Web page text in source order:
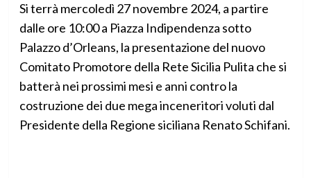
Si terrà mercoledì 27 novembre 2024, a partire
dalle ore 10:00 a Piazza Indipendenza sotto
Palazzo d’Orleans, la presentazione del nuovo
Comitato Promotore della Rete Sicilia Pulita che si
batterà nei prossimi mesi e anni contro la
costruzione dei due mega inceneritori voluti dal
Presidente della Regione siciliana Renato Schifani.